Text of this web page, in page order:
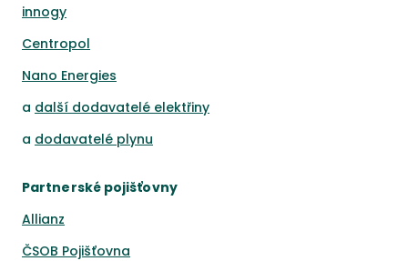
innogy
Centropol
Nano Energies
a další dodavatelé elektřiny
a dodavatelé plynu
Partnerské pojišťovny
Allianz
ČSOB Pojišťovna